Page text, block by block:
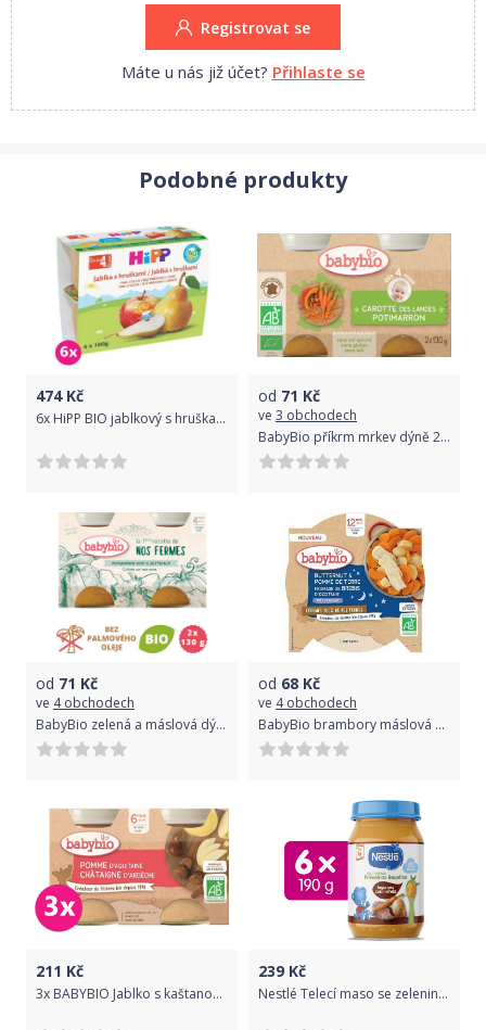
Registrovat se
Máte u nás již účet? Přihlaste se
Podobné produkty
474Kč
6x HiPP BIO jablkový s hruškami (4x100 g) - ovocný příkrm
od 71 Kč
ve 3 obchodech
BabyBio příkrm mrkev dýně 2x130g
od 71 Kč
ve 4 obchodech
BabyBio zelená a máslová dýně z naší vlastní ekofarmy 2x130g
od 68 Kč
ve 4 obchodech
BabyBio brambory máslová dýně ovčí sýr 230g
211 Kč
3x BABYBIO Jablko s kaštanovým pyré 2x130 g – ovocný příkrm
239 Kč
Nestlé Telecí maso se zeleninou 6x 190g